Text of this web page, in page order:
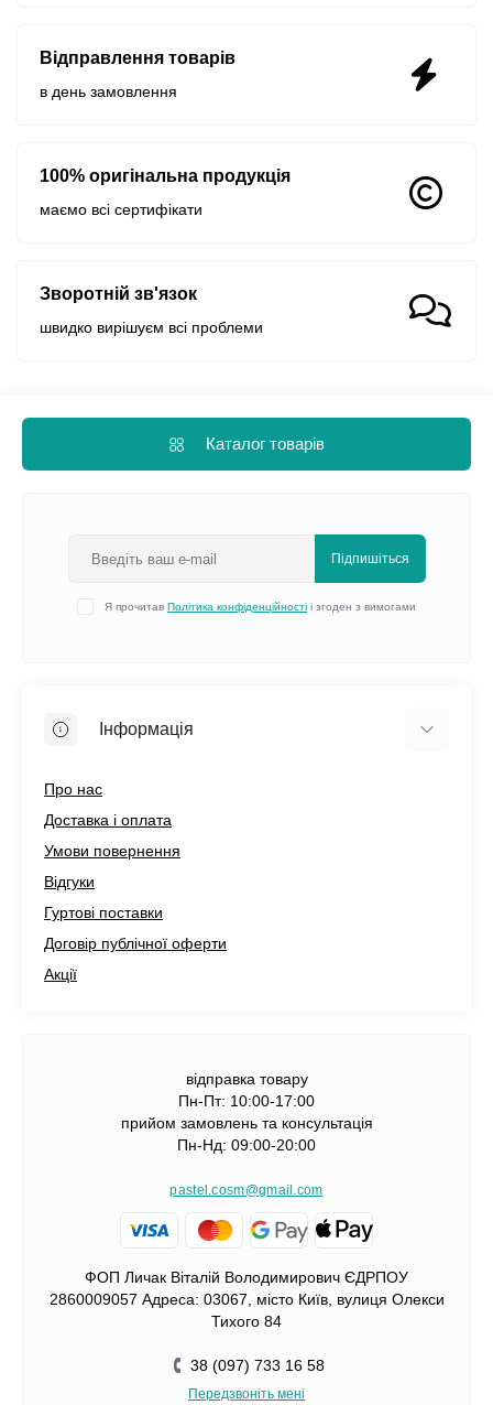
Відправлення товарів
в день замовлення
100% оригінальна продукція
маємо всі сертифікати
Зворотній зв'язок
швидко вирішуєм всі проблеми
Каталог товарів
Підпишіться
Я прочитав Політика конфіденційності і згоден з вимогами
Інформація
Про нас
Доставка і оплата
Умови повернення
Відгуки
Гуртові поставки
Договір публічної оферти
Акції
відправка товару
Пн-Пт: 10:00-17:00
прийом замовлень та консультація
Пн-Нд: 09:00-20:00
pastel.cosm@gmail.com
ФОП Личак Віталій Володимирович ЄДРПОУ
2860009057 Адреса: 03067, місто Київ, вулиця Олекси
Тихого 84
38 (097) 733 16 58
Передзвоніть мені